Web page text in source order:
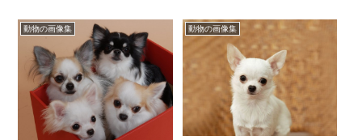
単です。そんな愛くるしいうさ
ぎを描くイラスタレー...
動物の画像集 動物の画像集